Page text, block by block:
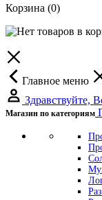
Корзина (0)
Главное меню
Здравствуйте,
Магазин по категориям